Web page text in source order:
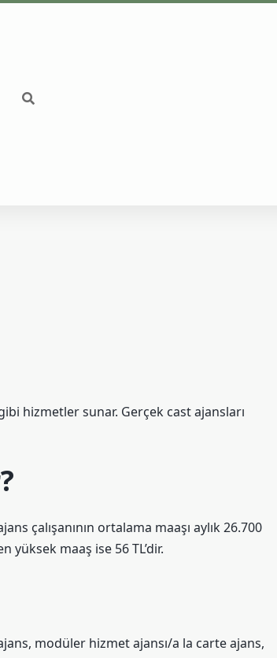
hizmetler sunar. Gerçek cast ajansları
çalışanının ortalama maaşı aylık 26.700
yüksek maaş ise 56 TL’dir.
modüler hizmet ajansı/a la carte ajans,